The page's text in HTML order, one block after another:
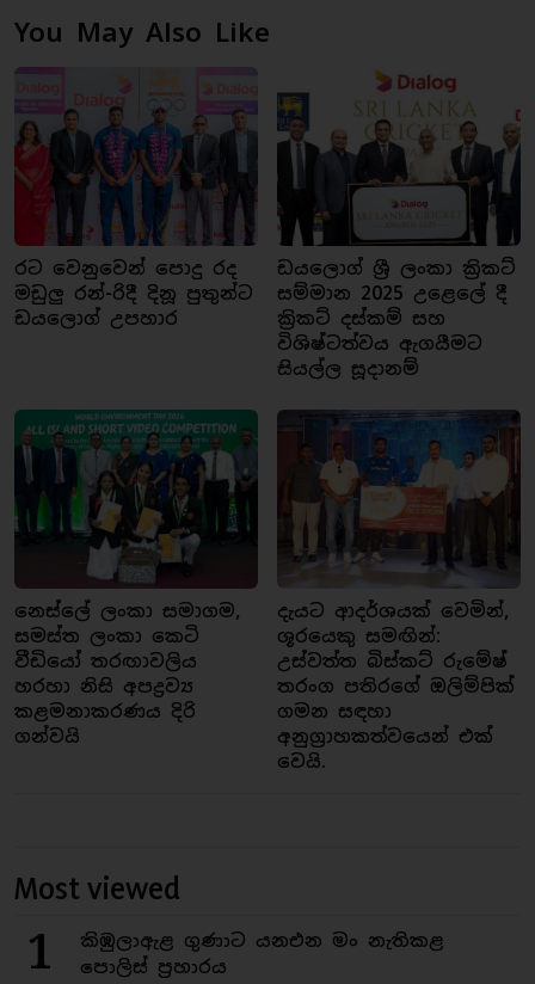
You May Also Like
රට වෙනුවෙන් පොදු රද
මඩුලු රන්-රිදී දිනූ පුතුන්ට
ඩයලොග් උපහාර
ඩයලොග් ශ්‍රී ලංකා ක්‍රිකට්
සම්මාන 2025 උළෙලේ දී
ක්‍රිකට් දස්කම් සහ
විශිෂ්ටත්වය ඇගයීමට
සියල්ල සූදානම්
නෙස්ලේ ලංකා සමාගම,
සමස්ත ලංකා කෙටි
වීඩියෝ තරඟාවලිය
හරහා නිසි අපද්‍රව්‍ය
කළමනාකරණය දිරි
ගන්වයි
දැයට ආදර්ශයක් වෙමින්,
ශූරයෙකු සමඟින්:
උස්වත්ත බිස්කට් රුමේෂ්
තරංග පතිරගේ ඔලිම්පික්
ගමන සඳහා
අනුග්‍රාහකත්වයෙන් එක්
වෙයි.
Most viewed
1
කිඹුලාඇළ ගුණාට යනඑන මං නැතිකළ
පොලිස් ප්‍රහාරය